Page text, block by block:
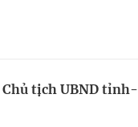
tịch UBND